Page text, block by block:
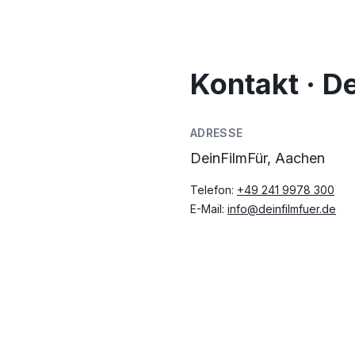
Kontakt ·
ADRESSE
DeinFilmFür, Aachen
Telefon: +49 241 9978 300
E-Mail: info@deinfilmfuer.de